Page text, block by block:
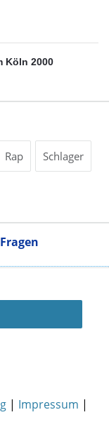
Köln 2000
Rap Schlager
| Impressum |